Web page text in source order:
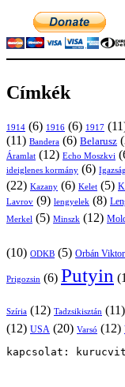
Címkék
1914 (6) 1916 (6) 1917
(11) Bandera (6) Belarusz
Áramlat (12) Echo Moszkvi
ideiglenes kormány (6)
(22) Kazany (6) Kelet (5)
Lavrov (9) lengyelek (8)
Merkel (5) Minszk (12)
(10) ODKB (5) Orbán Viktor
Prigozsin (6) Putyin
Szíria (12) Tadzsikisztán (11)
(12) USA (20) Varsó (12)
kapcsolat: